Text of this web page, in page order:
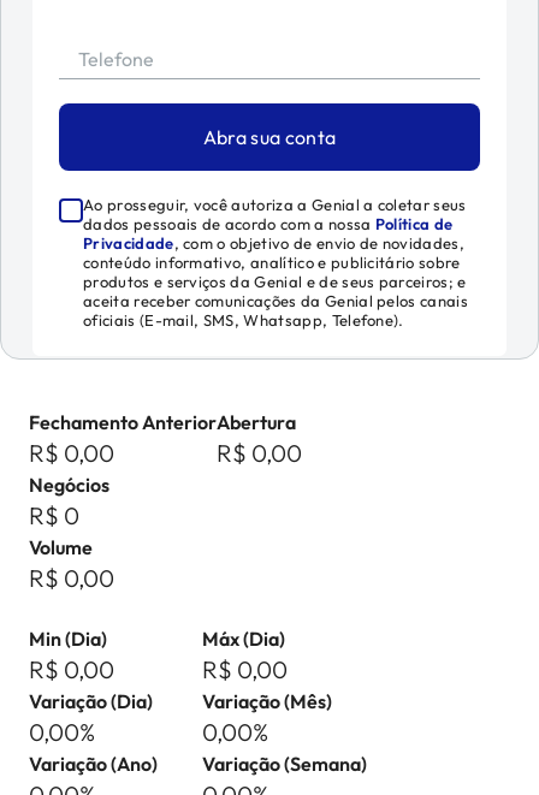
Telefone
Abra sua conta
Ao prosseguir, você autoriza a Genial a coletar seus
dados pessoais de acordo com a nossa Política de
Privacidade, com o objetivo de envio de novidades,
conteúdo informativo, analítico e publicitário sobre
produtos e serviços da Genial e de seus parceiros; e
aceita receber comunicações da Genial pelos canais
oficiais (E-mail, SMS, Whatsapp, Telefone).
Fechamento Anterior
R$ 0,00
Abertura
R$ 0,00
Negócios
R$ 0
Volume
R$ 0,00
Min (Dia)
R$ 0,00
Máx (Dia)
R$ 0,00
Variação (Dia)
0,00%
Variação (Mês)
0,00%
Variação (Ano) Variação (Semana)